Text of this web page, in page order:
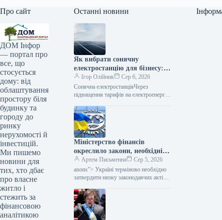
Про сайт
ДОМ Інфор
— портал про
все, що
стосується
дому: від
облаштування
простору біля
будинку та
городу до
ринку
нерухомості й
інвестицій.
Ми пишемо
новини для
тих, хто дбає
про власне
житло і
стежить за
фінансовою
аналітикою
Останні новини
Як вибрати сонячну
електростанцію для бізнесу: 5
частіших помилок
Ігор Олійник
Сер 6, 2026
Сонячна електростанціяЧерез
підвищення тарифів на електроенергію
український бізнес все активніше
вкладає кошти у власні джерела
Міністерство фінансів
окреслило закони, необхідні
Україні для прогресу на
шляху до членства в
Європейському Союзі.
Артем Письменна
Сер 5, 2026
anons”> Україні терміново необхідно
затвердити низку законодавчих актів,
на шляху до інтеграції в Європейський
Союз. Про це…